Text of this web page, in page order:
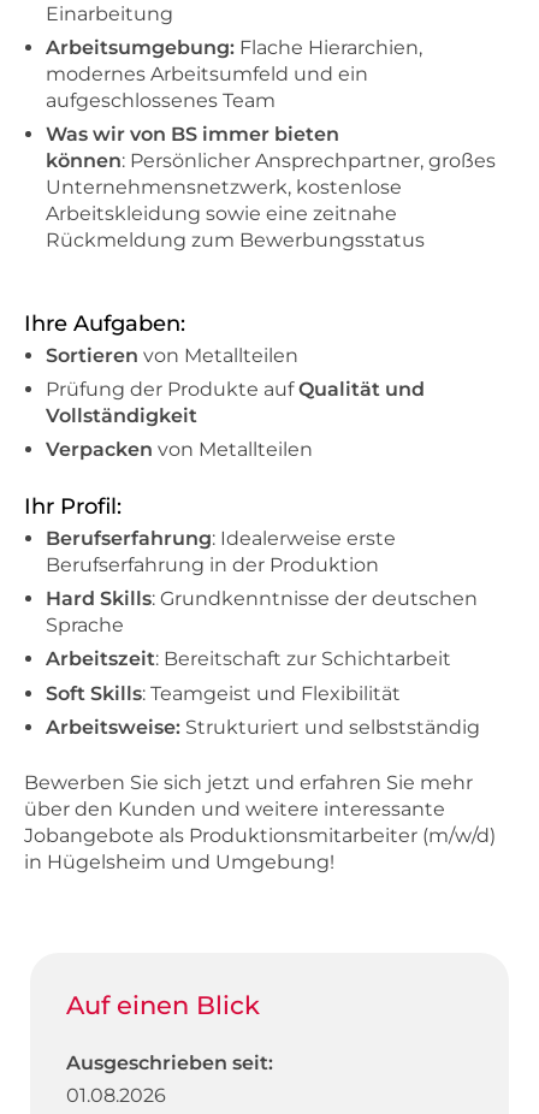
Einarbeitung
Arbeitsumgebung: Flache Hierarchien,
modernes Arbeitsumfeld und ein
aufgeschlossenes Team
Was wir von BS immer bieten
können: Persönlicher Ansprechpartner, großes
Unternehmensnetzwerk, kostenlose
Arbeitskleidung sowie eine zeitnahe
Rückmeldung zum Bewerbungsstatus
Ihre Aufgaben:
Sortieren von Metallteilen
Prüfung der Produkte aufQualität und
Vollständigkeit
Verpacken von Metallteilen
Ihr Profil:
Berufserfahrung: Idealerweise erste
Berufserfahrung in der Produktion
Hard Skills: Grundkenntnisse der deutschen
Sprache
Arbeitszeit: Bereitschaft zur Schichtarbeit
Soft Skills: Teamgeist und Flexibilität
Arbeitsweise: Strukturiert und selbstständig
Bewerben Sie sich jetzt und erfahren Sie mehr
über den Kunden und weitere interessante
Jobangebote als Produktionsmitarbeiter (m/w/d)
in Hügelsheim und Umgebung!
Auf einen Blick
Ausgeschrieben seit:
01.08.2026